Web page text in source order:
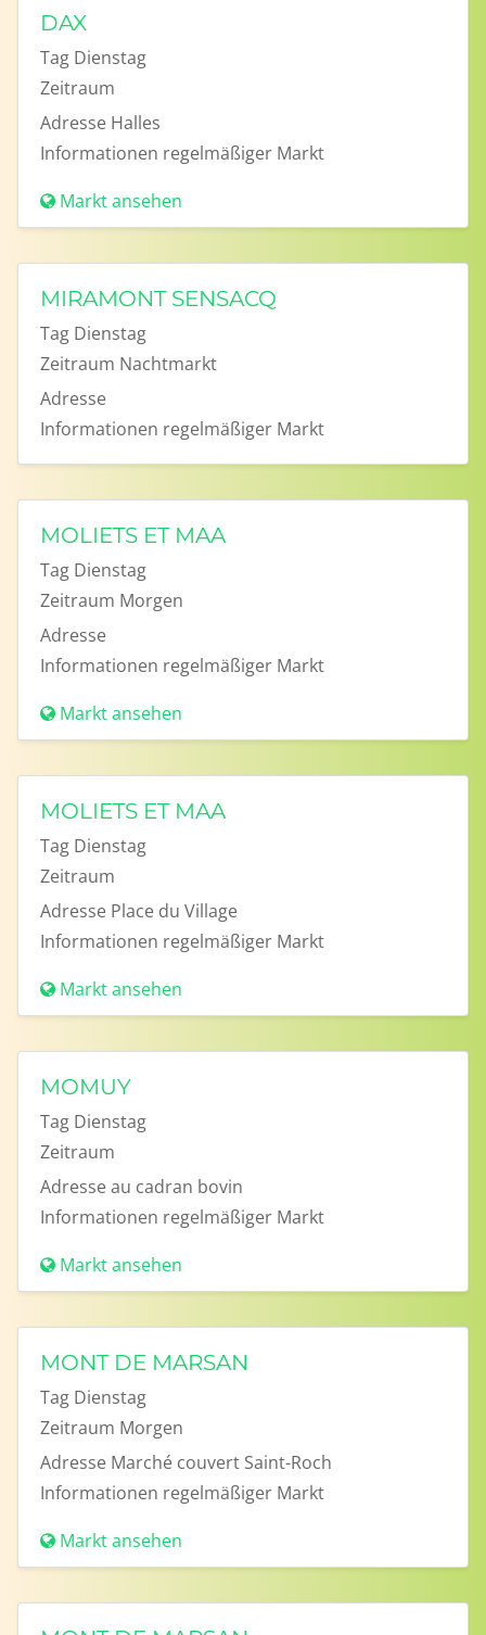
DAX
Tag Dienstag
Zeitraum
Adresse Halles
Informationen regelmäßiger Markt
Markt ansehen
MIRAMONT SENSACQ
Tag Dienstag
Zeitraum Nachtmarkt
Adresse
Informationen regelmäßiger Markt
MOLIETS ET MAA
Tag Dienstag
Zeitraum Morgen
Adresse
Informationen regelmäßiger Markt
Markt ansehen
MOLIETS ET MAA
Tag Dienstag
Zeitraum
Adresse Place du Village
Informationen regelmäßiger Markt
Markt ansehen
MOMUY
Tag Dienstag
Zeitraum
Adresseau cadran bovin
Informationen regelmäßiger Markt
Markt ansehen
MONT DE MARSAN
Tag Dienstag
Zeitraum Morgen
Adresse Marché couvert Saint-Roch
Informationen regelmäßiger Markt
Markt ansehen